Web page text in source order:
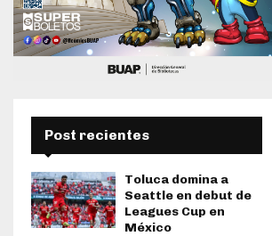
Post recientes
Toluca domina a
Seattle en debut de
Leagues Cup en
México